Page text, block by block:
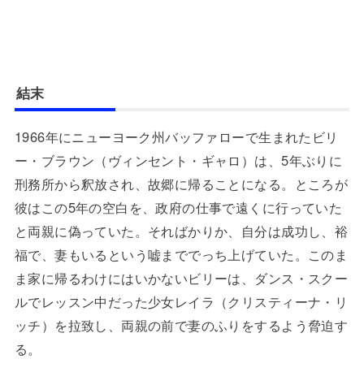
結末
1966年にニューヨーク州バッファローで生まれたビリ
ー・ブラウン（ヴィンセント・ギャロ）は、5年ぶりに
刑務所から釈放され、故郷に帰ることになる。ところが
彼はこの5年の空白を、政府の仕事で遠くに行っていた
と両親に偽っていた。そればかりか、自分は成功し、裕
福で、妻もいるという嘘まででっち上げていた。このま
ま家に帰るわけにはいかないビリーは、ダンス・スクー
ルでレッスン中だった少女レイラ（クリスティーナ・リ
ッチ）を拉致し、両親の前で妻のふりをするよう脅迫す
る。